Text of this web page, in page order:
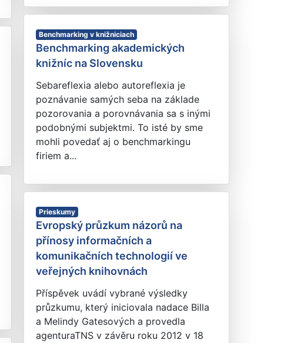
Benchmarking v knižniciach
Benchmarking akademických
knižníc na Slovensku
Sebareflexia alebo autoreflexia je
poznávanie samých seba na základe
pozorovania a porovnávania sa s inými
podobnými subjektmi. To isté by sme
mohli povedať aj o benchmarkingu
firiem a...
Prieskumy
Evropský průzkum názorů na
přínosy informačních a
komunikačních technologií ve
veřejných knihovnách
Příspěvek uvádí vybrané výsledky
průzkumu, který iniciovala nadace Billa
a Melindy Gatesových a provedla
agenturaTNS v závěru roku 2012 v 18